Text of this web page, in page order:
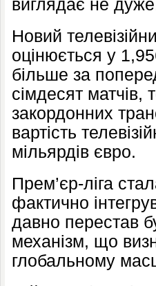
виглядає не
Новий
оцінюється у
більше за
сімдесят матчів,
закордонних
вартість
мільярдів євро.
Прем’єр-ліга
фактично
давно перестав
механізм, що
глобальному